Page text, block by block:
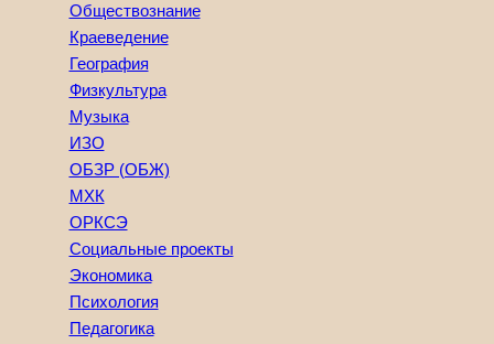
Обществознание
Краеведение
География
Физкультура
Музыка
ИЗО
ОБЗР (ОБЖ)
МХК
ОРКСЭ
Социальные проекты
Экономика
Психология
Педагогика